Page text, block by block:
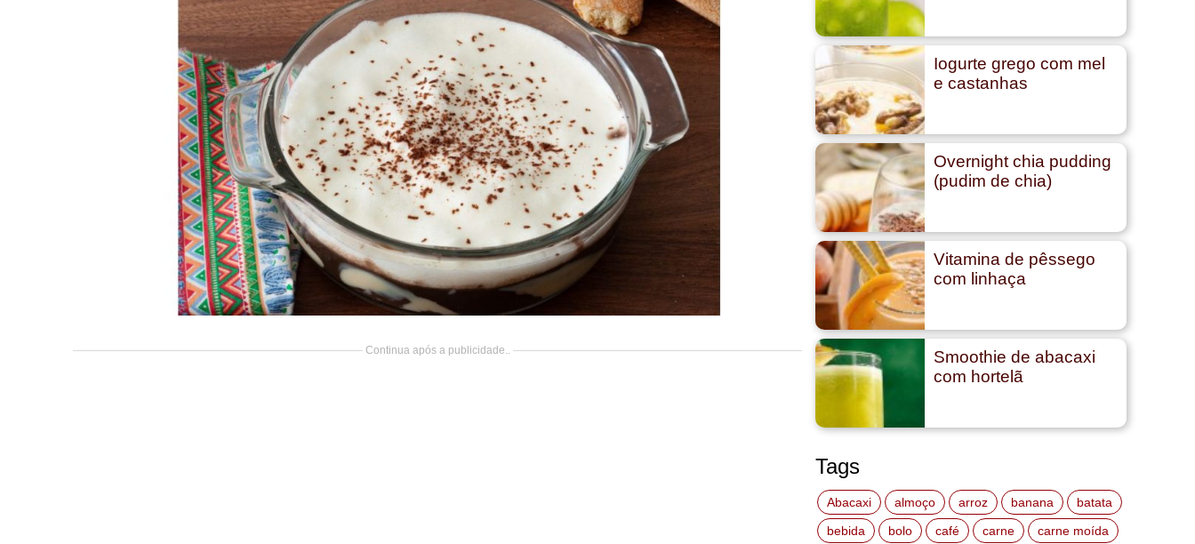
Continua após a publicidade..
Iogurte grego com mel
e castanhas
Overnight chia pudding
(pudim de chia)
Vitamina de pêssego
com linhaça
Smoothie de abacaxi
com hortelã
Tags
Abacaxi almoço arroz banana
batata
bebida
bolo café carne
carne moída